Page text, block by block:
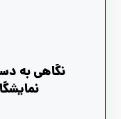
نگاهی به